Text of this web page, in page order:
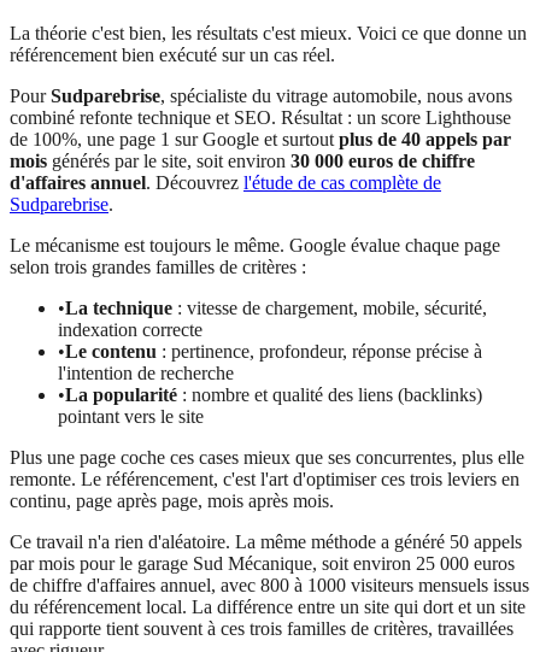
La théorie c'est bien, les résultats c'est mieux. Voici ce que donne un
référencement bien exécuté sur un cas réel.
PourSudparebrise, spécialiste du vitrage automobile, nous avons
combiné refonte technique et SEO. Résultat : un score Lighthouse
de 100%, une page 1 sur Google et surtout plus de 40 appels par
mois générés par le site, soit environ 30 000 euros de chiffre
d'affaires annuel. Découvrez l'étude de cas complète de
Sudparebrise.
Le mécanisme est toujours le même. Google évalue chaque page
selon trois grandes familles de critères :
•La technique : vitesse de chargement, mobile, sécurité,
indexation correcte
•Le contenu : pertinence, profondeur, réponse précise à
l'intention de recherche
•La popularité : nombre et qualité des liens (backlinks)
pointant vers le site
Plus une page coche ces cases mieux que ses concurrentes, plus elle
remonte. Le référencement, c'est l'art d'optimiser ces trois leviers en
continu, page après page, mois après mois.
Ce travail n'a rien d'aléatoire. La même méthode a généré 50 appels
par mois pour le garage Sud Mécanique, soit environ 25 000 euros
de chiffre d'affaires annuel, avec 800 à 1000 visiteurs mensuels issus
du référencement local. La différence entre un site qui dort et un site
qui rapporte tient souvent à ces trois familles de critères, travaillées